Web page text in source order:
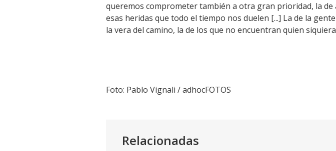
queremos comprometer también a otra gran prioridad, la
esas heridas que todo el tiempo nos duelen [...] La de la
la vera del camino, la de los que no encuentran quien
Foto: Pablo Vignali / adhocFOTOS
Relacionadas